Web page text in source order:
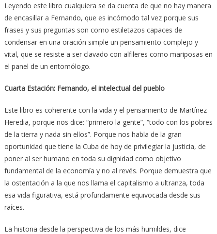
Leyendo este libro cualquiera se da cuenta de que no hay manera
de encasillar a Fernando, que es incómodo tal vez porque sus
frases y sus preguntas son como estiletazos capaces de
condensar en una oración simple un pensamiento complejo y
vital, que se resiste a ser clavado con alfileres como mariposas en
el panel de un entomólogo.
Cuarta Estación: Fernando, el intelectual del pueblo
Este libro es coherente con la vida y el pensamiento de Martínez
Heredia, porque nos dice: “primero la gente”, “todo con los pobres
de la tierra y nada sin ellos”. Porque nos habla de la gran
oportunidad que tiene la Cuba de hoy de privilegiar la justicia, de
poner al ser humano en toda su dignidad como objetivo
fundamental de la economía y no al revés. Porque demuestra que
la ostentación a la que nos llama el capitalismo a ultranza, toda
esa vida figurativa, está profundamente equivocada desde sus
raíces.
La historia desde la perspectiva de los más humildes, dice